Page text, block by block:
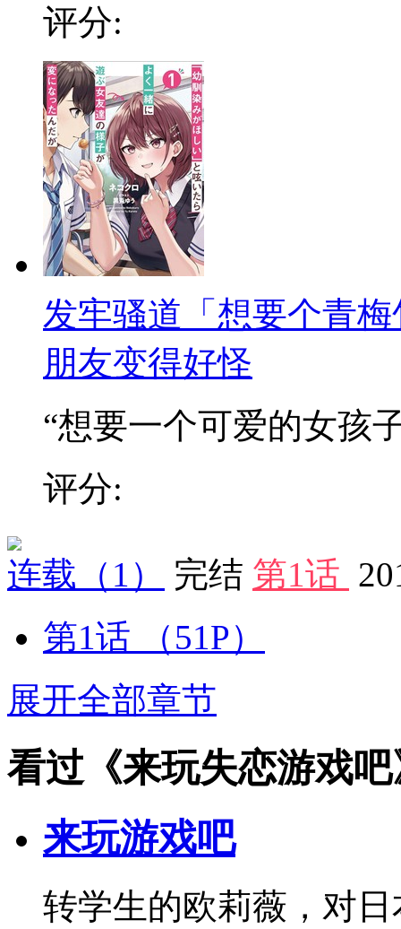
评分:
发牢骚道「想要个青
朋友变得好怪
“想要一个可爱的女孩
评分:
连载 （1） 完结 第1话
第1话
（51P）
展开全部章节
看过《来玩失恋游戏
来玩游戏吧
转学生的欧莉薇，对